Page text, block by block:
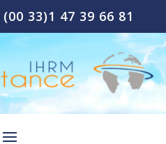
(00 33)1 47 39 66 81